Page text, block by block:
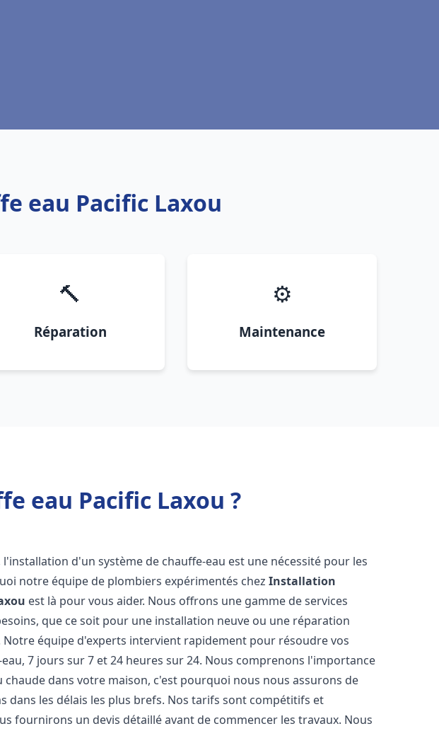
eau Pacific Laxou
🔨
Réparation
⚙️
Maintenance
eau Pacific Laxou ?
l'installation d'un système de chauffe-eau est une nécessité pour les
notre équipe de plombiers expérimentés chezInstallation
est là pour vous aider. Nous offrons une gamme de services
que ce soit pour une installation neuve ou une réparation
Notre équipe d'experts intervient rapidement pour résoudre vos
7 jours sur 7 et 24 heures sur 24. Nous comprenons l'importance
chaude dans votre maison, c'est pourquoi nous nous assurons de
dans les délais les plus brefs. Nos tarifs sont compétitifs et
fournirons un devis détaillé avant de commencer les travaux. Nous